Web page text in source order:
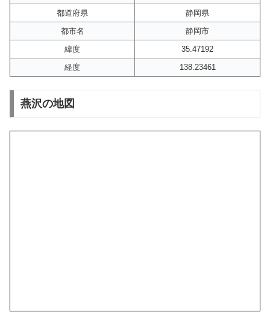
都道府県
静岡県
都市名
静岡市
緯度
35.47192
経度
138.23461
燕沢の地図